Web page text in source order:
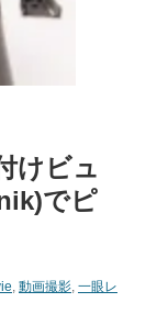
けビュ
でピ
, 動画撮影, 一眼レ